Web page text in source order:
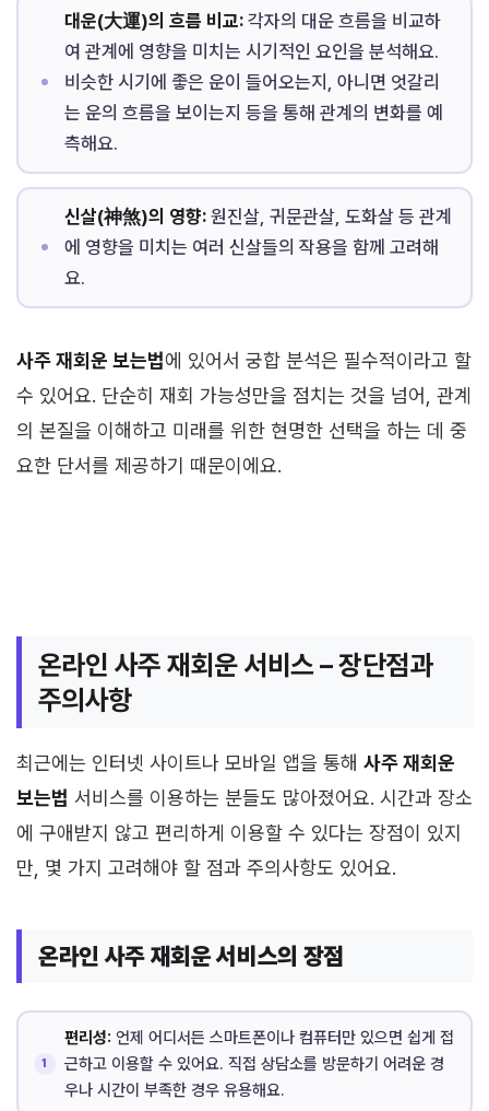
대운(大運)의 흐름 비교:각자의 대운 흐름을 비교하
여 관계에 영향을 미치는 시기적인 요인을 분석해요.
비슷한 시기에 좋은 운이 들어오는지, 아니면 엇갈리
는 운의 흐름을 보이는지 등을 통해 관계의 변화를 예
측해요.
신살(神煞)의 영향:원진살, 귀문관살, 도화살 등 관계
에 영향을 미치는 여러 신살들의 작용을 함께 고려해
요.
사주 재회운 보는법에 있어서 궁합 분석은 필수적이라고 할
수 있어요. 단순히 재회 가능성만을 점치는 것을 넘어, 관계
의 본질을 이해하고 미래를 위한 현명한 선택을 하는 데 중
요한 단서를 제공하기 때문이에요.
온라인 사주 재회운 서비스 – 장단점과
주의사항
최근에는 인터넷 사이트나 모바일 앱을 통해 사주 재회운
보는법 서비스를 이용하는 분들도 많아졌어요. 시간과 장소
에 구애받지 않고 편리하게 이용할 수 있다는 장점이 있지
만, 몇 가지 고려해야 할 점과 주의사항도 있어요.
온라인 사주 재회운 서비스의 장점
편리성: 언제 어디서든 스마트폰이나 컴퓨터만 있으면 쉽게 접
근하고 이용할 수 있어요. 직접 상담소를 방문하기 어려운 경
우나 시간이 부족한 경우 유용해요.